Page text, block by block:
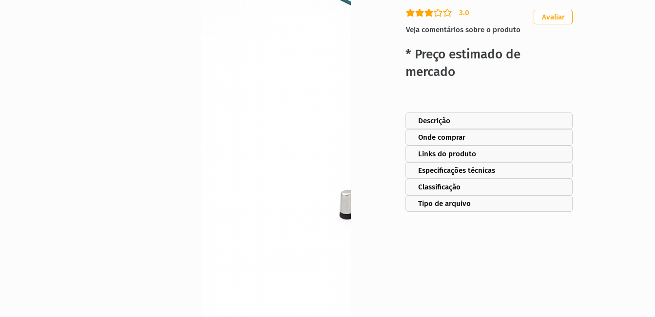
3.0
classificação média é 3 de 5
Veja comentários sobre o produto
Avaliar
* Preço estimado de
mercado
Descrição
Onde comprar
Links do produto
Especificações técnicas
Classificação
Tipo de arquivo